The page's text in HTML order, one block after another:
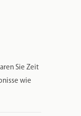
Sie Zeit
wie